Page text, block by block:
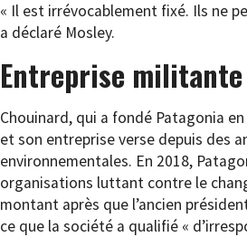
« Il est irrévocablement fixé. Ils ne
a déclaré Mosley.
Entreprise militante
Chouinard, qui a fondé Patagonia
et son entreprise verse depuis des
environnementales. En 2018,
organisations luttant contre le
montant après que l’ancien
ce que la société a qualifié «